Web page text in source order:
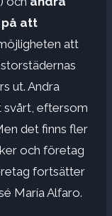
på att
att
ut. Andra
svårt, eftersom
det finns fler
och företag
fortsätter
María Alfaro.